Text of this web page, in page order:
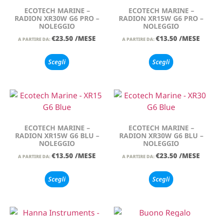
ECOTECH MARINE –
RADION XR30W G6 PRO –
NOLEGGIO
A PARTIRE DA: €23.50 /MESE
Scegli
ECOTECH MARINE –
RADION XR15W G6 PRO –
NOLEGGIO
A PARTIRE DA: €13.50 /MESE
Scegli
ECOTECH MARINE –
RADION XR15W G6 BLU –
NOLEGGIO
A PARTIRE DA: €13.50 /MESE
Scegli
ECOTECH MARINE –
RADION XR30W G6 BLU –
NOLEGGIO
A PARTIRE DA: €23.50 /MESE
Scegli